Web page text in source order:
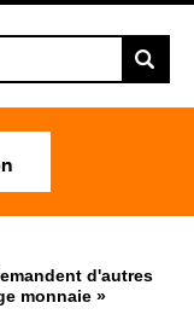
d'autres
monnaie »